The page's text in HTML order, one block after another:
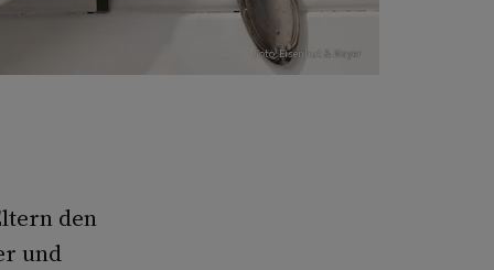
Foto: Eisenhut & Mayer
den
und